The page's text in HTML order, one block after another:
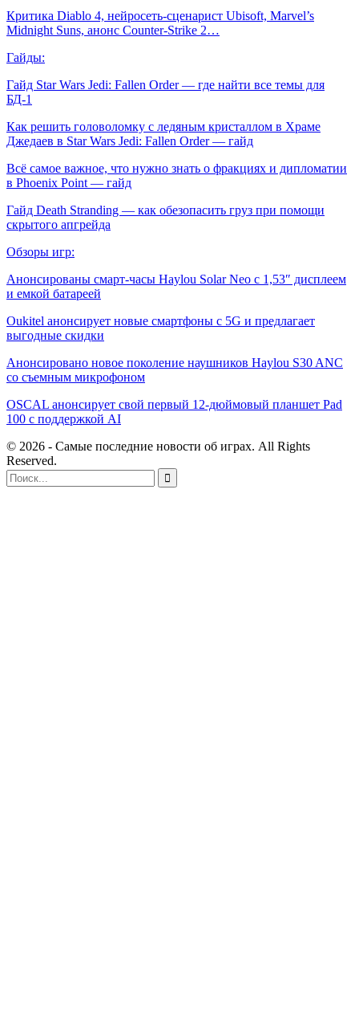
Критика Diablo 4, нейросеть-сценарист Ubisoft, Marvel’s
Midnight Suns, анонс Counter-Strike 2…
Гайды:
Гайд Star Wars Jedi: Fallen Order — где найти все темы для
БД-1
Как решить головоломку с ледяным кристаллом в Храме
Джедаев в Star Wars Jedi: Fallen Order — гайд
Всё самое важное, что нужно знать о фракциях и дипломатии
в Phoenix Point — гайд
Гайд Death Stranding — как обезопасить груз при помощи
скрытого апгрейда
Обзоры игр:
Анонсированы смарт-часы Haylou Solar Neo с 1,53″ дисплеем
и емкой батареей
Oukitel анонсирует новые смартфоны с 5G и предлагает
выгодные скидки
Анонсировано новое поколение наушников Haylou S30 ANC
со съемным микрофоном
OSCAL анонсирует свой первый 12-дюймовый планшет Pad
100 с поддержкой AI
© 2026 - Самые последние новости об играх. All Rights
Reserved.